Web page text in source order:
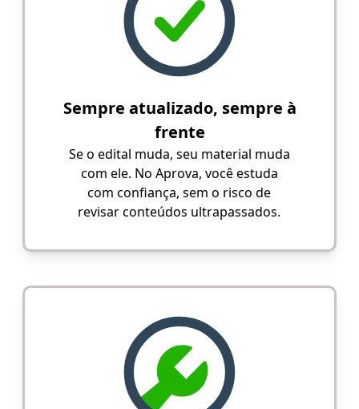
Sempre atualizado, sempre à
frente
Se o edital muda, seu material muda
com ele. No Aprova, você estuda
com confiança, sem o risco de
revisar conteúdos ultrapassados.